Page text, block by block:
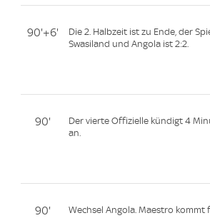
90'+6'
Die 2. Halbzeit ist zu Ende, der
Swasiland und Angola ist 2:2.
90'
Der vierte Offizielle kündigt 4
an.
90' Wechsel Angola. Maestro kommt